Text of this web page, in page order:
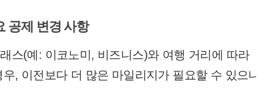
공제 변경 사항
스(예: 이코노미, 비즈니스)와 여행 거리에 따라
, 이전보다 더 많은 마일리지가 필요할 수 있으니